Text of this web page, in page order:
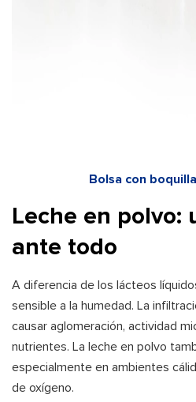
Bolsa con
Leche en polvo:
ante todo
A diferencia de los lácteos
sensible a la humedad. La
causar aglomeración, actividad
nutrientes. La leche en polvo
especialmente en ambientes
de oxígeno.